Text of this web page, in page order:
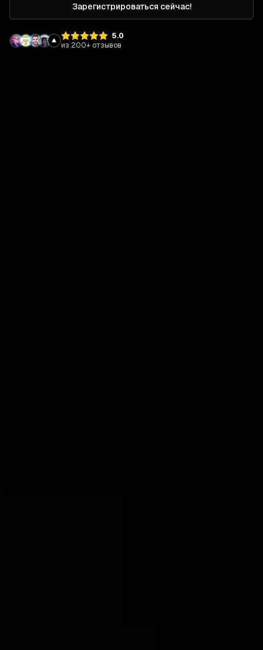
Зарегистрироваться сейчас!
5.0
из 200+ отзывов